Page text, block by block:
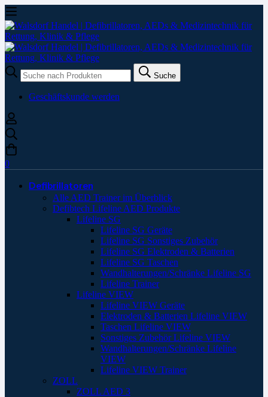
Suche
nach:
Suche
Geschäftskunde werden
0
Defibrillatoren
Alle AED Trainer im Überblick
Defibtech Lifeline AED Produkte
Lifeline SG
Lifeline SG Geräte
Lifeline SG Sonstiges Zubehör
Lifeline SG Elektroden & Batterien
Lifeline SG Taschen
Wandhalterungen/Schränke Lifeline SG
Lifeline Trainer
Lifeline VIEW
Lifeline VIEW Geräte
Elektroden & Batterien Lifeline VIEW
Taschen Lifeline VIEW
Sonstiges Zubehör Lifeline VIEW
Wandhalterungen/Schränke Lifeline
VIEW
Lifeline VIEW Trainer
ZOLL
ZOLL AED 3